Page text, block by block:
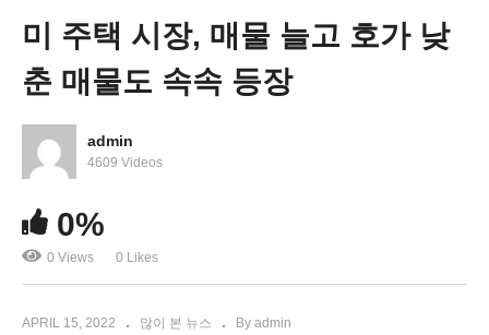
공약 반드시 이행’
미 주택 시장, 매물 늘고 호가 낮
춘 매물도 속속 등장
admin
4609 Videos
0%
0 Views 0 Likes
APRIL 15, 2022 많이 본 뉴스 By admin